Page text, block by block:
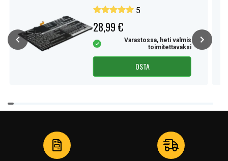
5
28,99 €
Varastossa, heti valmis
toimitettavaksi
OSTA
Item
1